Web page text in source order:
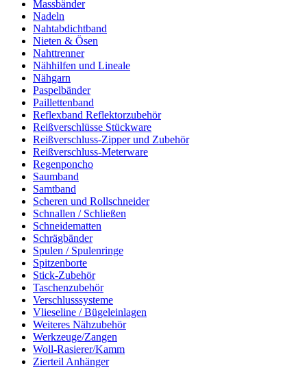
Massbänder
Nadeln
Nahtabdichtband
Nieten & Ösen
Nahttrenner
Nähhilfen und Lineale
Nähgarn
Paspelbänder
Paillettenband
Reflexband Reflektorzubehör
Reißverschlüsse Stückware
Reißverschluss-Zipper und Zubehör
Reißverschluss-Meterware
Regenponcho
Saumband
Samtband
Scheren und Rollschneider
Schnallen / Schließen
Schneidematten
Schrägbänder
Spulen / Spulenringe
Spitzenborte
Stick-Zubehör
Taschenzubehör
Verschlusssysteme
Vlieseline / Bügeleinlagen
Weiteres Nähzubehör
Werkzeuge/Zangen
Woll-Rasierer/Kamm
Zierteil Anhänger